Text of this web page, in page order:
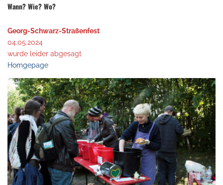
Wann? Wie? Wo?
Georg-Schwarz-Straßenfest
04.05.2024
wurde leider abgesagt
Homgepage